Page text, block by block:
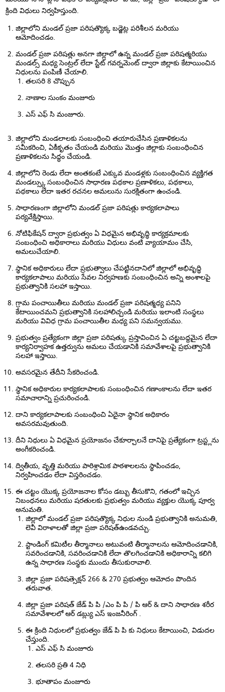
క్రింది విధులు నిర్వహిస్తుంది.
జిల్లాలోని మండల్ ప్రజా పరిషత్యొక్క బడ్జెట్ల పరిశీలన మరియు
ఆమోదించడం.
మండల్ ప్రజా పరిషత్లు అనగా జిల్లాలో ఉన్న మండల్ ప్రజా పరిషత్మరియు
మండల్స్ మధ్య సెంట్రల్ లేదా స్టేట్ గవర్నమెంట్ ద్వారా జిల్లాకు కేటాయించిన
నిధులను పంపిణీ చేయాలి.
తలసరి 8 చొప్పున
నాణాల సుంకం మంజూరు
ఎస్ ఎఫ్ సి మంజూరు.
జిల్లాలోని మండలాలకు సంబంధించి తయారుచేసిన ప్రణాళికలను
సమీకరించి, ఏకీకృతం చేయండి మరియు మొత్తం జిల్లాకు సంబంధించిన
ప్రణాళికలను సిద్ధం చేయండి.
జిల్లాలోని రెండు లేదా అంతకంటే ఎక్కువ మండళ్లకు సంబంధించిన వ్యక్తిగత
మండల్స్కు సంబంధించిన సాధారణ పథకాల ప్రణాళికలు, పథకాలు,
పథకాలు లేదా ఇతర రచనల అమలును సురక్షితంగా ఉంచండి.
సాధారణంగా జిల్లాలోని మండల్ ప్రజా పరిషత్లు కార్యకలాపాలు
పర్యవేక్షిస్తాయి.
నోటిఫికేషన్ ద్వారా ప్రభుత్వం ఏ విధమైన అభివృద్ధి కార్యక్రమాలకు
సంబంధించి అధికారాలు మరియు విధులు వంటి వ్యాయామం చేసి,
అమలుచేయాలి.
స్థానిక అధికారులు లేదా ప్రభుత్వాలు చేపట్టినదానిలో జిల్లాలో అభివృద్ధి
కార్యకలాపాలు మరియు సేవల నిర్వహణకు సంబంధించిన అన్ని అంశాలపై
ప్రభుత్వానికి సలహా ఇస్తాయి.
గ్రామ పంచాయితీలు మరియు మండల్ ప్రజా పరిషత్మధ్య పనిని
కేటాయించమని ప్రభుత్వానికి సలహాలిచ్చండి మరియు ఇలాంటి సంస్థలు
మరియు వివిధ గ్రామ పంచాయితీల మధ్య పని సమన్వయము.
ప్రభుత్వం ప్రత్యేకంగా జిల్లా ప్రజా పరిషత్కు ప్రస్తావించిన ఏ చట్టబద్దమైన లేదా
కార్యనిర్వాహక ఉత్తర్వును అమలు చేయడానికి సమావేశాలపై ప్రభుత్వానికి
సలహా ఇస్తాయి.
అవసరమైన తేదీని సేకరించండి.
స్థానిక అధికారుల కార్యకలాపాలకు సంబంధించిన గణాంకాలను లేదా ఇతర
సమాచారాన్ని ప్రచురించండి.
దాని కార్యకలాపాలకు సంబంధించి ఏదైనా స్థానిక అధికారం
అవసరమవుతుంది.
దీని నిధులు ఏ విధమైన ప్రయోజనం చేకూర్చాలనే దానిపై ప్రత్యేకంగా ట్రస్ట్లను
అంగీకరించండి.
ద్వితీయ, వృత్తి మరియు పారిశ్రామిక పాఠశాలలను స్థాపించడం,
నిర్వహించడం లేదా విస్తరించడం.
ఈ చట్టం యొక్క ప్రయోజనాల కోసం డబ్బు తీసుకొని, గతంలో ఇచ్చిన
నిబంధనలు మరియు షరతులకు ప్రభుత్వం మరియు వ్యక్తుల యొక్క పూర్వ
అనుమతి.
జిల్లాలో మండల్ ప్రజా పరిషత్యొక్క నిధుల నుండి ప్రభుత్వానికి అనుమతి,
లెవీ విరాళాలతో జిల్లా ప్రజా పరిషత్ఉండవచ్చు.
స్టాండింగ్ కమిటీల తీర్మానాలు అటువంటి తీర్మానాలను ఆమోదించడానికి,
సవరించడానికి, సవరించడానికి లేదా తొలగించడానికి అధికారాన్ని కలిగి
ఉన్న సాధారణ సంస్థకు ముందు తీసుకురావాలి.
జిల్లా ప్రజా పరిషత్సెక్షన్ 266 & 270 ప్రభుత్వం ఆమోదం పొందిన
తరువాత.
జిల్లా ప్రజా పరిషత్ జేడ్ పి పి /ఎం పి పి / పి ఆర్ & దాని సాధారణ శరీర
సమావేశాలలో ఆర్ డబ్ల్యు ఎస్ ఇంజనీరింగ్ .
ఈ క్రింది నిధులలో ప్రభుత్వం జేడ్ పి పి కు నిధులు కేటాయించి, విడుదల
చేస్తుంది.
ఎస్ ఎఫ్ సి మంజూరు
తలసరి ప్రతి 4 నిధి
భూతాపం మంజూరు